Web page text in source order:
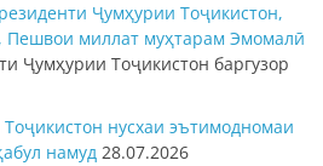
Ҷумҳурии Тоҷикистон,
Пешвои миллат муҳтарам Эмомалӣ
Ҷумҳурии Тоҷикистон баргузор
нусхаи эътимодномаи
намуд 28.07.2026